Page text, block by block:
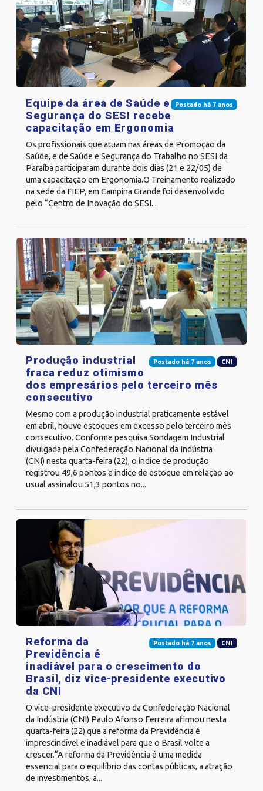
Postado há 7 anos
Equipe da área de Saúde e
Segurança do SESI recebe
capacitação em Ergonomia
Os profissionais que atuam nas áreas de Promoção da
Saúde, e de Saúde e Segurança do Trabalho no SESI da
Paraíba participaram durante dois dias (21 e 22/05) de
uma capacitação em Ergonomia.O Treinamento realizado
na sede da FIEP, em Campina Grande foi desenvolvido
pelo “Centro de Inovação do SESI...
Postado há 7 anos CNI
Produção industrial
fraca reduz otimismo
dos empresários pelo terceiro mês
consecutivo
Mesmo com a produção industrial praticamente estável
em abril, houve estoques em excesso pelo terceiro mês
consecutivo. Conforme pesquisa Sondagem Industrial
divulgada pela Confederação Nacional da Indústria
(CNI) nesta quarta-feira (22), o índice de produção
registrou 49,6 pontos e índice de estoque em relação ao
usual assinalou 51,3 pontos no...
Postado há 7 anos CNI
Reforma da
Previdência é
inadiável para o crescimento do
Brasil, diz vice-presidente executivo
da CNI
O vice-presidente executivo da Confederação Nacional
da Indústria (CNI) Paulo Afonso Ferreira afirmou nesta
quarta-feira (22) que a reforma da Previdência é
imprescindível e inadiável para que o Brasil volte a
crescer.“A reforma da Previdência é uma medida
essencial para o equilíbrio das contas públicas, a atração
de investimentos, a...